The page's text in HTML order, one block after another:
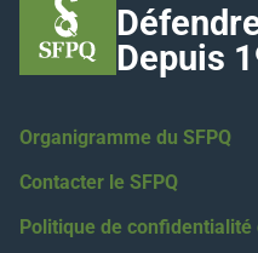
Depuis
Organigramme du SFPQ
Contacter le SFPQ
Politique de confidentialité